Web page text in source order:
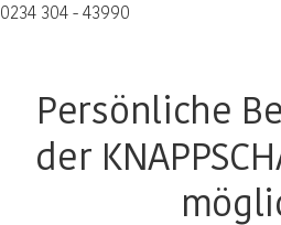
0234 304 - 43990
Persönliche
der